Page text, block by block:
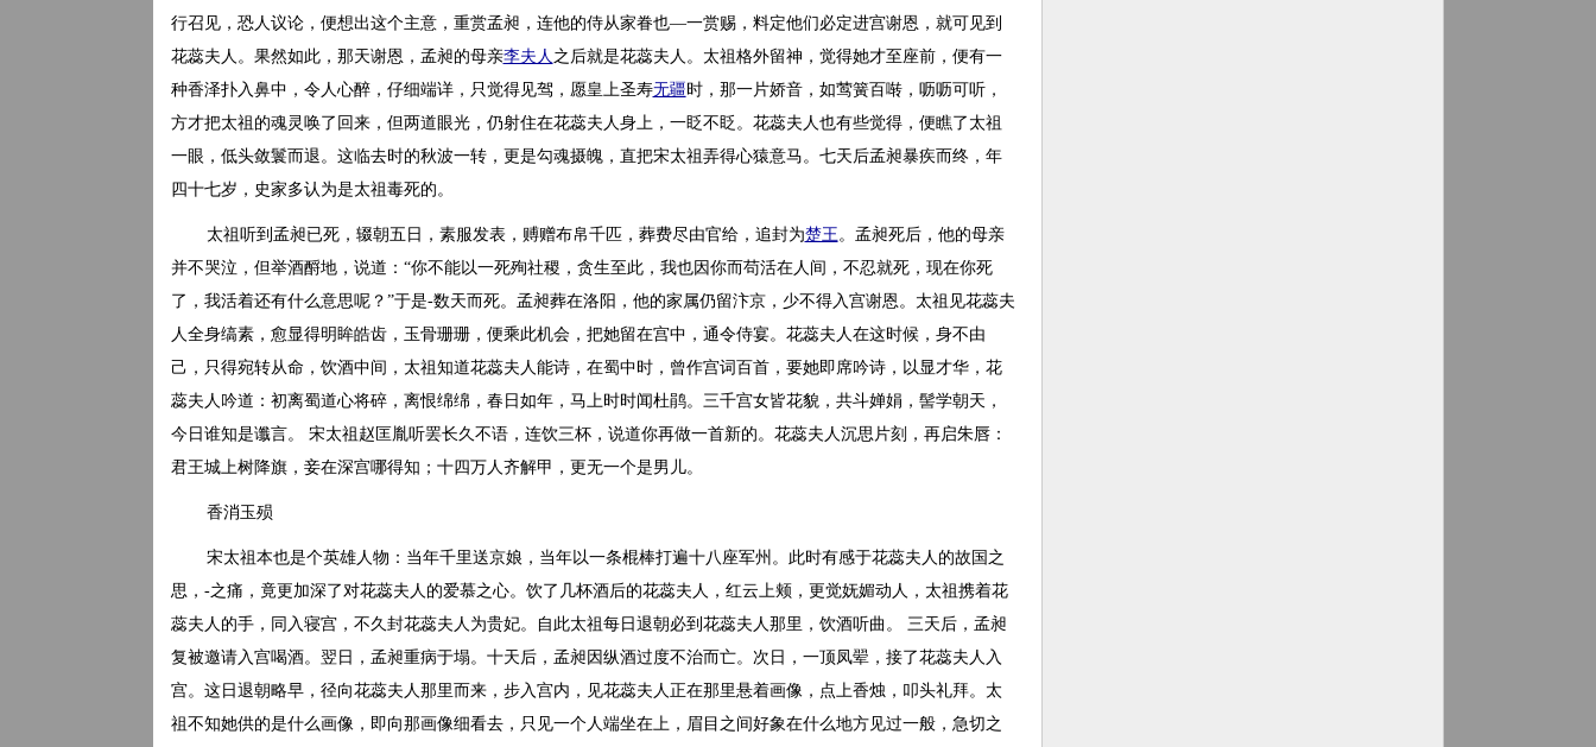
行召见，恐人议论，便想出这个主意，重赏孟昶，连他的侍从家眷也—一赏赐，料定他们必定进宫谢恩，就可见到
花蕊夫人。果然如此，那天谢恩，孟昶的母亲李夫人 之后就是花蕊夫人。太祖格外留神，觉得她才至座前，便有一
种香泽扑入鼻中，令人心醉，仔细端详，只觉得见驾，愿皇上圣寿无疆时，那一片娇音，如莺簧百啭，呖呖可听，
方才把太祖的魂灵唤了回来，但两道眼光，仍射住在花蕊夫人身上，一眨不眨。花蕊夫人也有些觉得，便瞧了太祖
一眼，低头敛鬟而退。这临去时的秋波一转，更是勾魂摄魄，直把宋太祖弄得心猿意马。七天后孟昶暴疾而终，年
四十七岁，史家多认为是太祖毒死的。
太祖听到孟昶已死，辍朝五日，素服发表，赙赠布帛千匹，葬费尽由官给，追封为楚王。孟昶死后，他的母亲
并不哭泣，但举酒酹地，说道：“你不能以一死殉社稷，贪生至此，我也因你而苟活在人间，不忍就死，现在你死
了，我活着还有什么意思呢？”于是-数天而死。孟昶葬在洛阳，他的家属仍留汴京，少不得入宫谢恩。太祖见花蕊夫
人全身缟素，愈显得明眸皓齿，玉骨珊珊，便乘此机会，把她留在宫中，通令侍宴。花蕊夫人在这时候，身不由
己，只得宛转从命，饮酒中间，太祖知道花蕊夫人能诗，在蜀中时，曾作宫词百首，要她即席吟诗，以显才华，花
蕊夫人吟道：初离蜀道心将碎，离恨绵绵，春日如年，马上时时闻杜鹃。三千宫女皆花貌，共斗婵娟，髻学朝天，
今日谁知是谶言。 宋太祖赵匡胤听罢长久不语，连饮三杯，说道你再做一首新的。花蕊夫人沉思片刻，再启朱唇：
君王城上树降旗，妾在深宫哪得知；十四万人齐解甲，更无一个是男儿。
香消玉殒
宋太祖本也是个英雄人物：当年千里送京娘，当年以一条棍棒打遍十八座军州。此时有感于花蕊夫人的故国之
思，-之痛，竟更加深了对花蕊夫人的爱慕之心。饮了几杯酒后的花蕊夫人，红云上颊，更觉妩媚动人，太祖携着花
蕊夫人的手，同入寝宫，不久封花蕊夫人为贵妃。自此太祖每日退朝必到花蕊夫人那里，饮酒听曲。 三天后，孟昶
复被邀请入宫喝酒。翌日，孟昶重病于塌。十天后，孟昶因纵酒过度不治而亡。次日，一顶凤翚，接了花蕊夫人入
宫。这日退朝略早，径向花蕊夫人那里而来，步入宫内，见花蕊夫人正在那里悬着画像，点上香烛，叩头礼拜。太
祖不知她供的是什么画像，即向那画像细看去，只见一个人端坐在上，眉目之间好象在什么地方见过一般，急切之